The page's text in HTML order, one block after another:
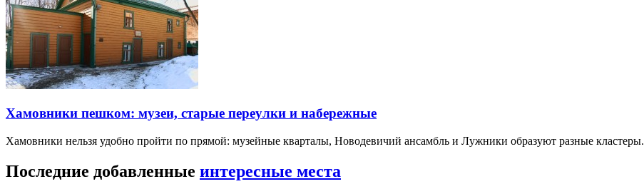
Хамовники пешком: музеи, старые переулки и набережные
Хамовники нельзя удобно пройти по прямой: музейные кварталы, Новодевичий ансамбль и Лужники образуют разные кластеры.
Последние добавленные интересные места